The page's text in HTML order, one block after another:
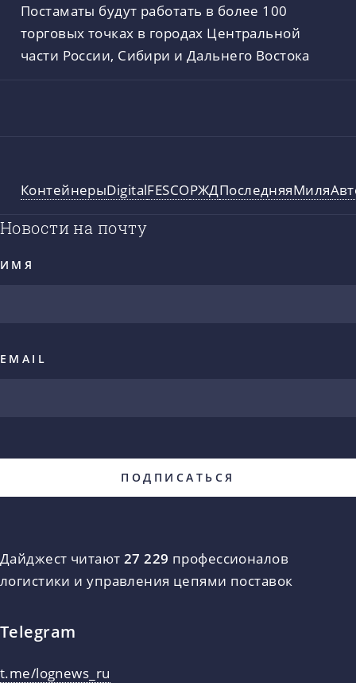
Постаматы будут работать в более 100
торговых точках в городах Центральной
части России, Сибири и Дальнего Востока
КонтейнерыDigitalFESCOРЖДПоследняяМиля
Новости на почту
ИМЯ
EMAIL
Дайджест читают 27 229 профессионалов
логистики и управления цепями поставок
Telegram
t.me/lognews_ru